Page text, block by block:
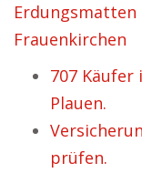
Erdungsmatten
Frauenkirchen
707 Käufer
Plauen.
prüfen.